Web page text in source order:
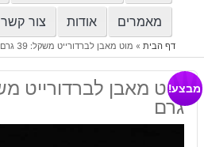
מאמרים אודות צור קשר
דף הבית» מוט מאבן לברדורייט משקל: 39 גרם
גרם
מבצע!